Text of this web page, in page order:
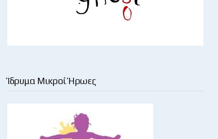
Ίδρυμα Μικροί Ήρωες